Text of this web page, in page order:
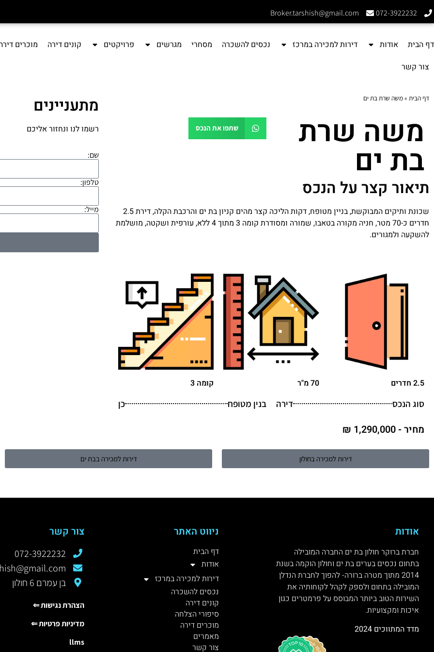
072-3922232
Broker.tarshish@gmail.com
דף הבית אודות דירות למכירה במרכז נכסים להשכרה מסחרי מגרשים פרויקטים קונים דירה
מוכרים
צור קשר
דף הבית »משה שרת בת ים
משה שרת
בת ים
שתפו את הנכס
תיאור קצר על הנכס
שכונת ותיקים המבוקשת, בניין מטופח, דקות הליכה קצר מהים קניון בת ים והרכבת הקלה, דירת 2.5
חדרים כ-70 מטר, חניה מקורה בטאבו, שמורה ומסודרת קומה 3 מתוך 4 ללא, עורפית ושקטה, מושלמת
להשקעה ולמגורים.
2.5 חדרים 70 מ"ר
קומה 3
סוג הנכס
דירה בנין מטופח כן
מחיר - 1,290,000 ₪
מתעניינים
רשמו לנו ונחזור אליכם
שם:
טלפון:
מייל:
דירות למכירה בחולון דירות למכירה בבת ים
אודות
חברת ברוקר חולון בת ים החברה המובילה
בתחום נכסים בערים בת ים וחולון הוקמה בשנת
2014 מתוך מטרה ברורה- להפוך לחברת הנדלן
המובילה בתחום ולספק לקהל לקוחותיה את
השירות הטוב ביותר המבוסס על פרמטרים כגון
איכות ומקצועיות.
מדד המתווכים 2024
ניווט האתר
דף הבית
אודות
דירות למכירה במרכז
נכסים להשכרה
קונים דירה
סיפורי הצלחה
מוכרים דירה
מאמרים
צור קשר
צור קשר
072-3922232
בן עמרם 6 חולון
הצהרת נגישות ⇐
מדיניות פרטיות ⇐
llms